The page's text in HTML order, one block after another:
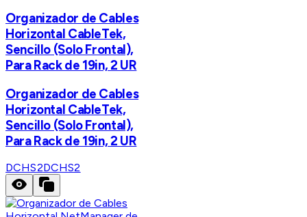
Organizador de Cables
Horizontal CableTek,
Sencillo (Solo Frontal),
Para Rack de 19in, 2 UR
Organizador de Cables
Horizontal CableTek,
Sencillo (Solo Frontal),
Para Rack de 19in, 2 UR
DCHS2DCHS2